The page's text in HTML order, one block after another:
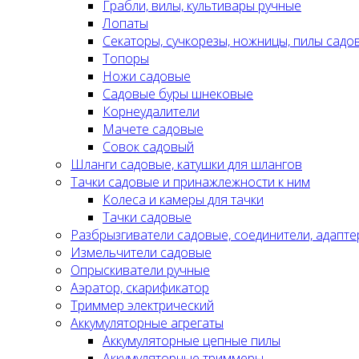
Грабли, вилы, культивары ручные
Лопаты
Секаторы, сучкорезы, ножницы, пилы
Топоры
Ножи садовые
Садовые буры шнековые
Корнеудалители
Мачете садовые
Совок садовый
Шланги садовые, катушки для шлангов
Тачки садовые и принажлежности к ним
Колеса и камеры для тачки
Тачки садовые
Разбрызгиватели садовые, соединители,
Измельчители садовые
Опрыскиватели ручные
Аэратор, скарификатор
Триммер электрический
Аккумуляторные агрегаты
Аккумуляторные цепные пилы